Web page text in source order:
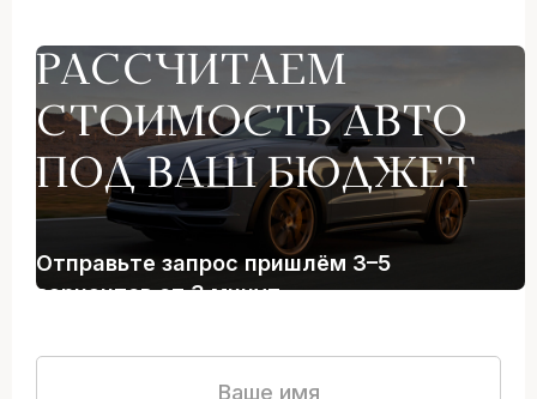
РАССЧИТАЕМ
СТОИМОСТЬ АВТО
ПОД ВАШ БЮДЖЕТ
Отправьте запрос пришлём 3–5
вариантов от 3 минут